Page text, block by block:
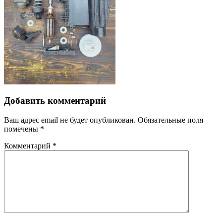
Добавить комментарий
Ваш адрес email не будет опубликован. Обязательные поля
помечены *
Комментарий *